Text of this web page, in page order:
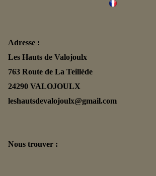
Adresse :
Les Hauts de Valojoulx
763 Route de La Teillède
24290 VALOJOULX
leshautsdevalojoulx@gmail.com
Nous trouver :